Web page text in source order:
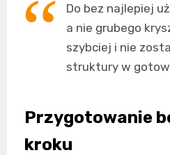
Do bez najlepiej
a nie grubego
szybciej i nie
struktury w
Przygotowanie
kroku